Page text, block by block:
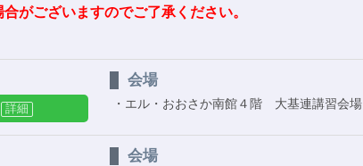
がございますのでご了承ください。
会場
エル・おおさか南館４階 大基連講習会場
会場